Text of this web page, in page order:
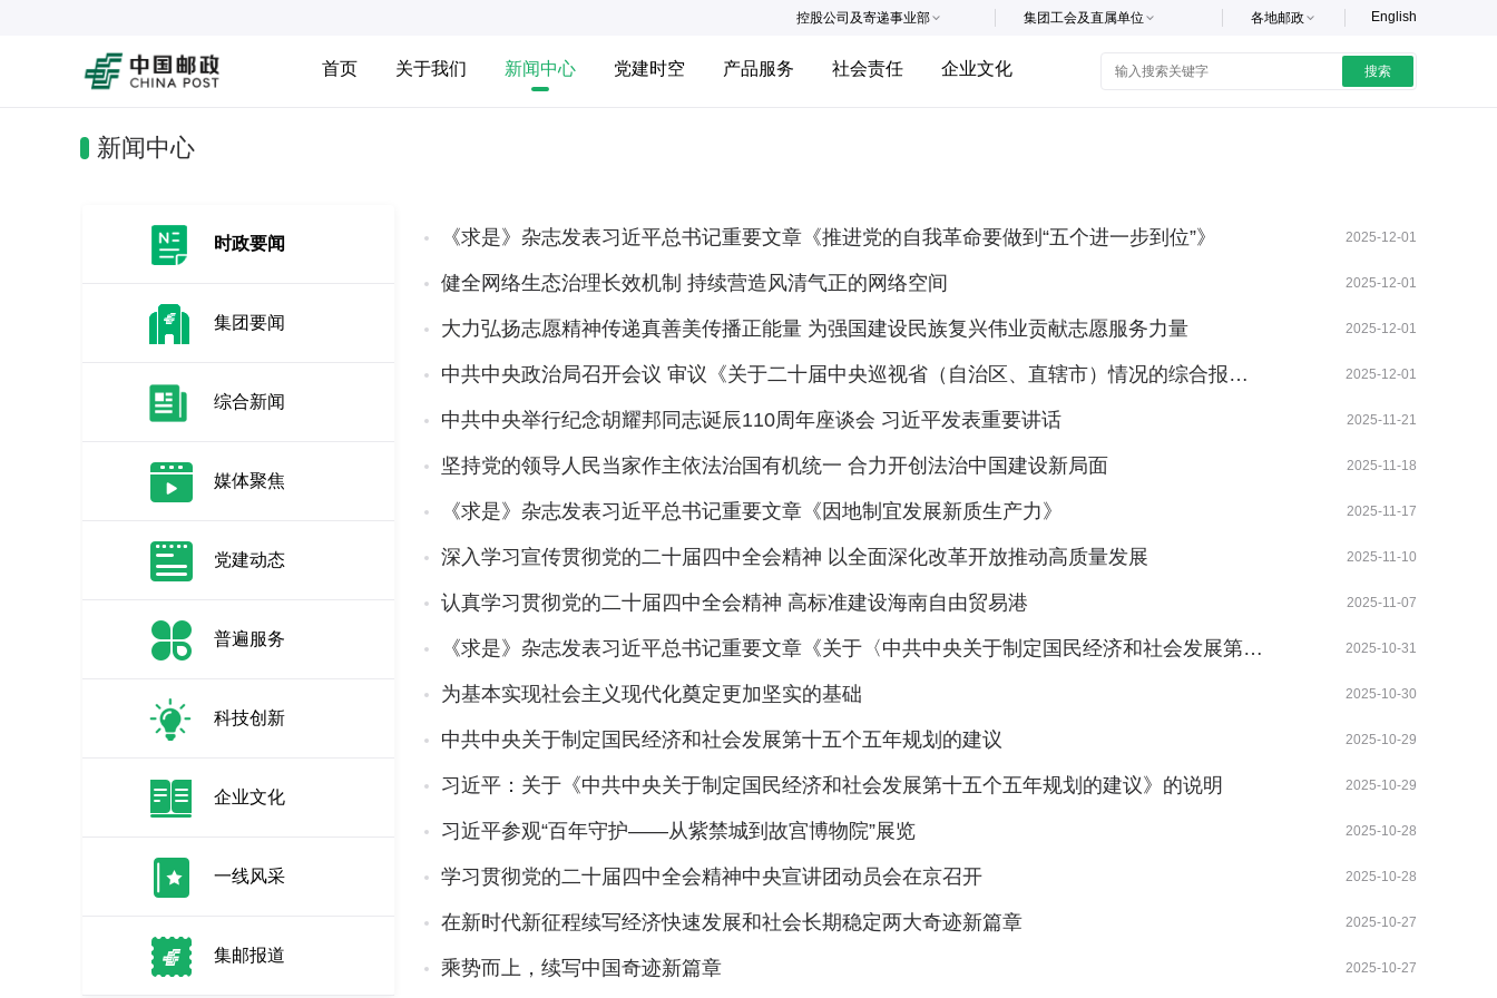
English
各地邮政
集团工会及直属单位
控股公司及寄递事业部
首页 关于我们 新闻中心 党建时空 产品服务 社会责任 企业文化 搜索
新闻中心
时政要闻
集团要闻
综合新闻
媒体聚焦
党建动态
普遍服务
科技创新
企业文化
一线风采
集邮报道
《求是》杂志发表习近平总书记重要文章《推进党的自我革命要做到“五个进一步到位”》 2025-12-01
健全网络生态治理长效机制 持续营造风清气正的网络空间 2025-12-01
大力弘扬志愿精神传递真善美传播正能量 为强国建设民族复兴伟业贡献志愿服务力量 2025-12-01
中共中央政治局召开会议 审议《关于二十届中央巡视省（自治区、直辖市）情况的综合报… 2025-12-01
中共中央举行纪念胡耀邦同志诞辰110周年座谈会 习近平发表重要讲话 2025-11-21
坚持党的领导人民当家作主依法治国有机统一 合力开创法治中国建设新局面 2025-11-18
《求是》杂志发表习近平总书记重要文章《因地制宜发展新质生产力》 2025-11-17
深入学习宣传贯彻党的二十届四中全会精神 以全面深化改革开放推动高质量发展 2025-11-10
认真学习贯彻党的二十届四中全会精神 高标准建设海南自由贸易港 2025-11-07
《求是》杂志发表习近平总书记重要文章《关于〈中共中央关于制定国民经济和社会发展第… 2025-10-31
为基本实现社会主义现代化奠定更加坚实的基础 2025-10-30
中共中央关于制定国民经济和社会发展第十五个五年规划的建议 2025-10-29
习近平：关于《中共中央关于制定国民经济和社会发展第十五个五年规划的建议》的说明 2025-10-29
习近平参观“百年守护——从紫禁城到故宫博物院”展览 2025-10-28
学习贯彻党的二十届四中全会精神中央宣讲团动员会在京召开 2025-10-28
在新时代新征程续写经济快速发展和社会长期稳定两大奇迹新篇章 2025-10-27
乘势而上，续写中国奇迹新篇章 2025-10-27